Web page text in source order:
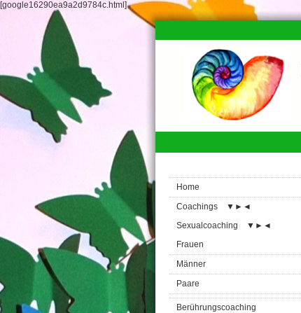
[google16290ea9a2d9784c.html]
Home
Coachings
▼ ► ◄
Sexualcoaching
▼ ► ◄
Frauen
Männer
Paare
Berührungscoaching